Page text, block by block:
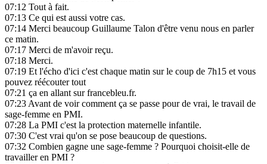
07:12 Tout à fait.
07:13 Ce qui est aussi votre cas.
07:14 Merci beaucoup Guillaume Talon d'être venu nous en parler
ce matin.
07:17 Merci de m'avoir reçu.
07:18 Merci.
07:19 Et l'écho d'ici c'est chaque matin sur le coup de 7h15 et vous
pouvez réécouter tout
07:21 ça en allant sur francebleu.fr.
07:23Avant de voir comment ça se passe pour de vrai, le travail de
sage-femme en PMI.
07:28 La PMI c'est la protection maternelle infantile.
07:30 C'est vrai qu'on se pose beaucoup de questions.
07:32 Combien gagne une sage-femme ? Pourquoi choisit-elle de
travailler en PMI ?